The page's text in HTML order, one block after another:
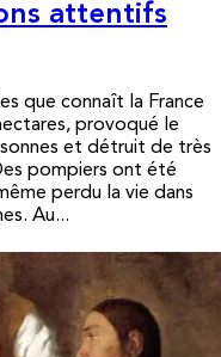
attentifs
que connaît la France
provoqué le
et détruit de très
pompiers ont été
perdu la vie dans
Au...